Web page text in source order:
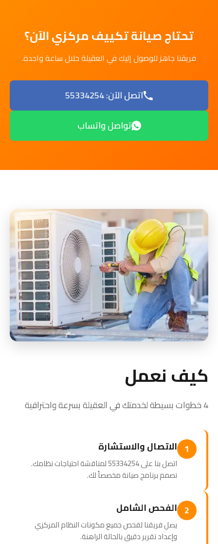
تحتاج صيانة تكييف مركزي الآن؟
فريقنا جاهز للوصول إليك في العقيلة خلال ساعة واحدة.
اتصل الآن: 55334254
تواصل واتساب
كيف نعمل
4 خطوات بسيطة لخدمتك في العقيلة بسرعة واحترافية
1 الاتصال والاستشارة
اتصل بنا على 55334254 لمناقشة احتياجات نظامك.
نصمم برنامج صيانة مخصصاً لك.
2 الفحص الشامل
يصل فريقنا لفحص جميع مكونات النظام المركزي
وإعداد تقرير دقيق بالحالة الراهنة.